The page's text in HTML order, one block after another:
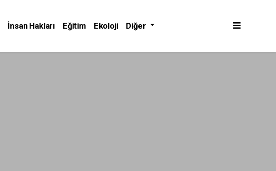
İnsan Hakları Eğitim Ekoloji Diğer